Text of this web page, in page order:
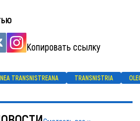
Копировать ссылку
TRANSNISTREANA TRANSNISTRIA